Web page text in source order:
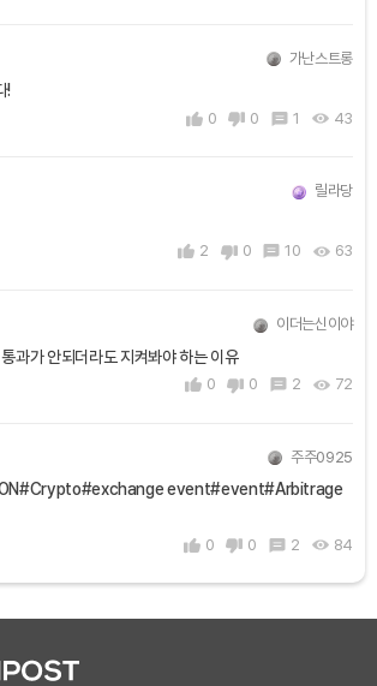
가난스트롱
!
0 0 1 43
릴라당
2 0 10 63
이더는신이야
과가 안되더라도 지켜봐야 하는 이유
0 0 2 72
주주0925
event#event#Arbitrage
0 0 2 84